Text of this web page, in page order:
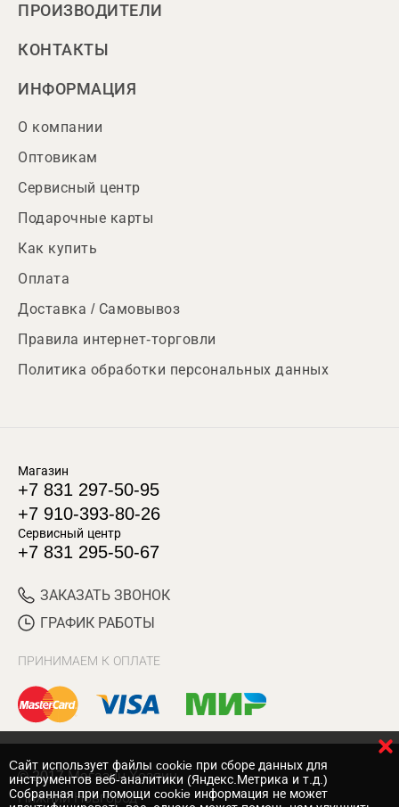
ПРОИЗВОДИТЕЛИ
КОНТАКТЫ
ИНФОРМАЦИЯ
О компании
Оптовикам
Сервисный центр
Подарочные карты
Как купить
Оплата
Доставка / Самовывоз
Правила интернет-торговли
Политика обработки персональных данных
Магазин
+7 831 297-50-95
+7 910-393-80-26
Сервисный центр
+7 831 295-50-67
ЗАКАЗАТЬ ЗВОНОК
ГРАФИК РАБОТЫ
ПРИНИМАЕМ К ОПЛАТЕ
© 2017 Магазин Хозяин
Нижний Новгород
Cайт использует файлы cookie при сборе данных для
инструментов веб-аналитики (Яндекс.Метрика и т.д.)
Собранная при помощи cookie информация не может